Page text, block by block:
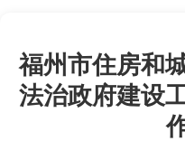
福州市住房和
法治政府建设